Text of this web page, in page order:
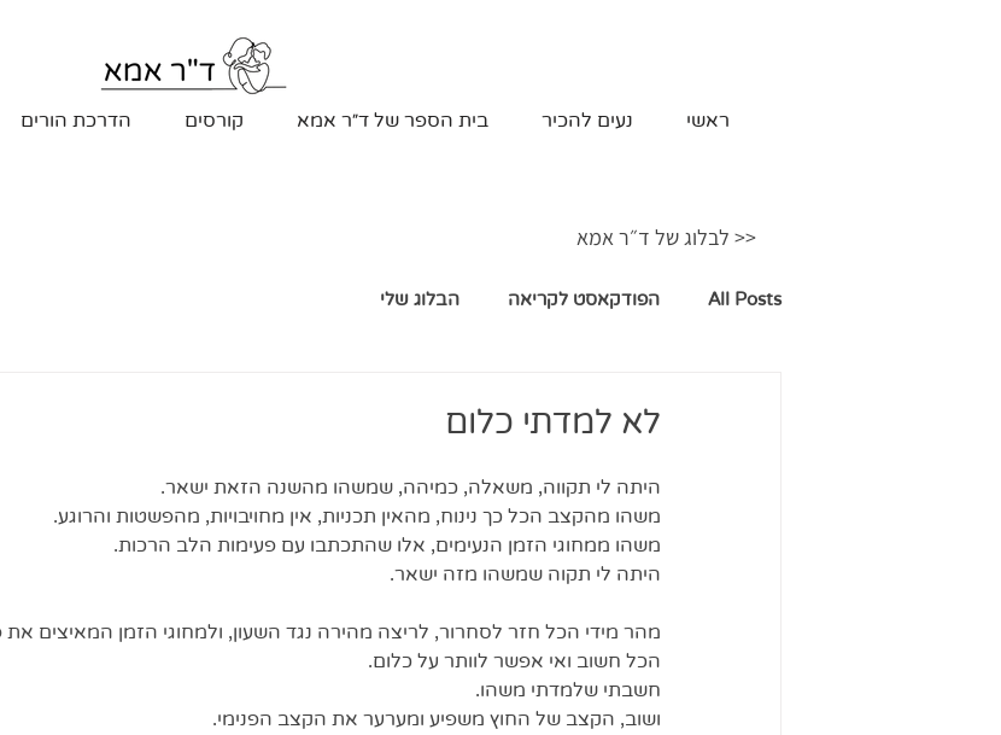
ראשי נעים להכיר בית הספר של ד״ר אמא קורסים הדרכת הורים
<< לבלוג של ד״ר אמא
All Posts הפודקאסט לקריאה הבלוג שלי
לא למדתי כלום
היתה לי תקווה, משאלה, כמיהה, שמשהו מהשנה הזאת ישאר.
משהו מהקצב הכל כך נינוח, מהאין תכניות, אין מחויבויות, מהפשטות והרוגע.
משהו ממחוגי הזמן הנעימים, אלו שהתכתבו עם פעימות הלב הרכות.
היתה לי תקוה שמשהו מזה ישאר.
מהר מידי הכל חזר לסחרור, לריצה מהירה נגד השעון, ולמחוגי הזמן המאיצים
הכל חשוב ואי אפשר לוותר על כלום.
חשבתי שלמדתי משהו.
ושוב, הקצב של החוץ משפיע ומערער את הקצב הפנימי.